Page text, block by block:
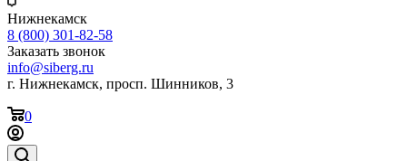
Нижнекамск
8 (800) 301-82-58
Заказать звонок
info@siberg.ru
г. Нижнекамск, просп. Шинников, 3
0